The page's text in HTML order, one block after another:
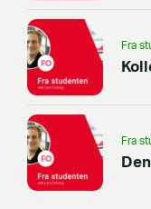
Fra
Fra